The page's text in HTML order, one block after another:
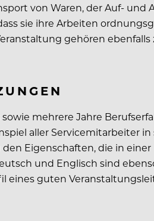
von Waren, der Auf- und
sie ihre Arbeiten
gehören ebenfalls
mehrere Jahre
aller Servicemitarbeiter in
Eigenschaften, die in einer
und Englisch sind
eines guten